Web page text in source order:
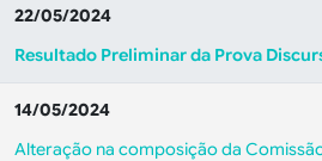
22/05/2024
Resultado Preliminar da Prova
14/05/2024
Alteração na composição da